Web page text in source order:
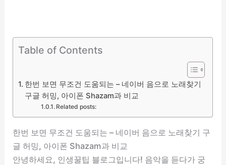
Table of Contents
한번 보면 무조건 도움되는 – 네이버 음으로 노래찾기
구글 허밍, 아이폰 Shazam과 비교
Related posts:
한번 보면 무조건 도움되는 – 네이버 음으로 노래찾기 구
글 허밍, 아이폰 Shazam과 비교
안녕하세요, 인생꿀팁 블로그입니다! 음악을 듣다가 궁